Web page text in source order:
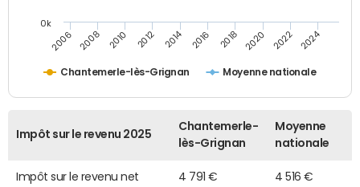
Chantemerle-lès-Grignan Moyenne nationale
2006 2008 2010 2012 2014 2016 2018 2020 2022 2024
0k
Impôt sur le revenu 2025
Chantemerle-
lès-Grignan
Moyenne
nationale
Impôt sur le revenu net
4 791 € 4 516 €